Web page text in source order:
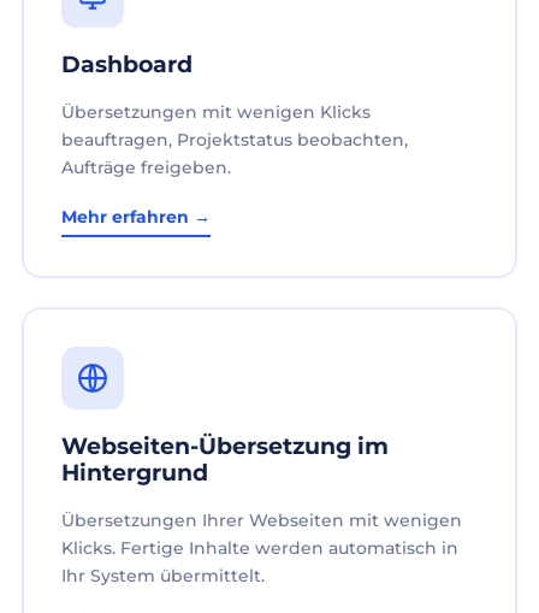
Dashboard
Übersetzungen mit wenigen Klicks
beauftragen, Projektstatus beobachten,
Aufträge freigeben.
Mehr erfahren →
Webseiten-Übersetzung im
Hintergrund
Übersetzungen Ihrer Webseiten mit wenigen
Klicks. Fertige Inhalte werden automatisch in
Ihr System übermittelt.